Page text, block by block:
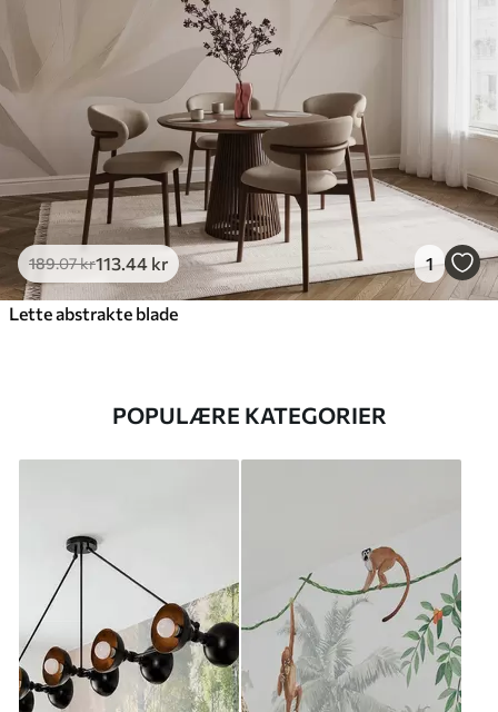
189.07kr113 .44 kr 1
Lette abstrakte blade
POPULÆRE KATEGORIER